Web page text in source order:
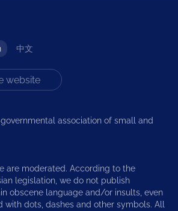
中文
association of small and
are moderated. According to the
legislation, we do not publish
obscene language and/or insults, even
with dots, dashes and other symbols. All